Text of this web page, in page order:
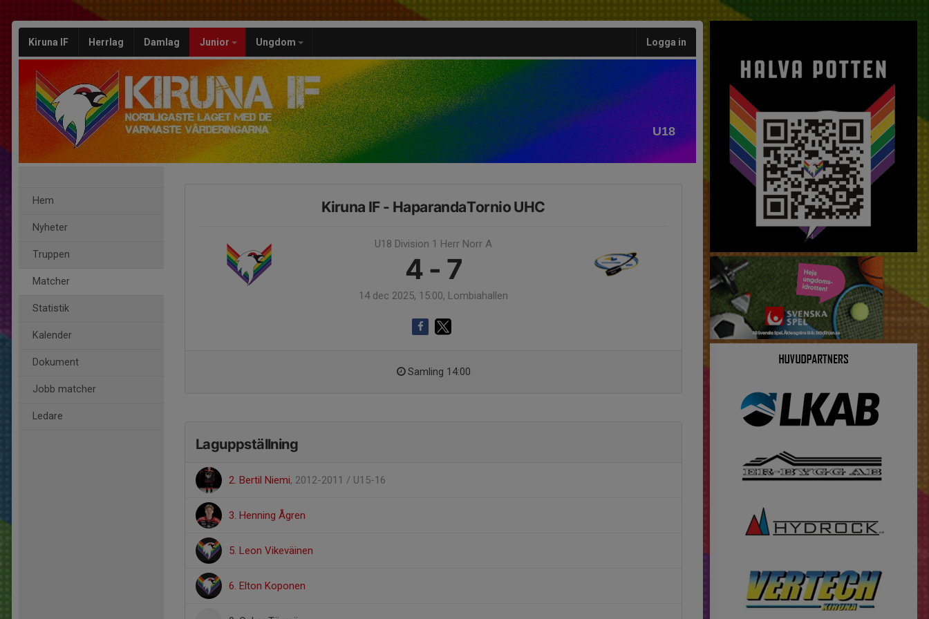
Kiruna IF Herrlag Damlag Junior Ungdom Logga in
U18
Hem
Nyheter
Truppen
Matcher
Statistik
Kalender
Dokument
Jobb matcher
Ledare
Kiruna IF - HaparandaTornio UHC
U18 Division 1 Herr Norr A
4 - 7
14 dec 2025, 15:00, Lombiahallen
Samling 14:00
Laguppställning
2. Bertil Niemi, 2012-2011 / U15-16
3. Henning Ågren
5. Leon Vikeväinen
6. Elton Koponen